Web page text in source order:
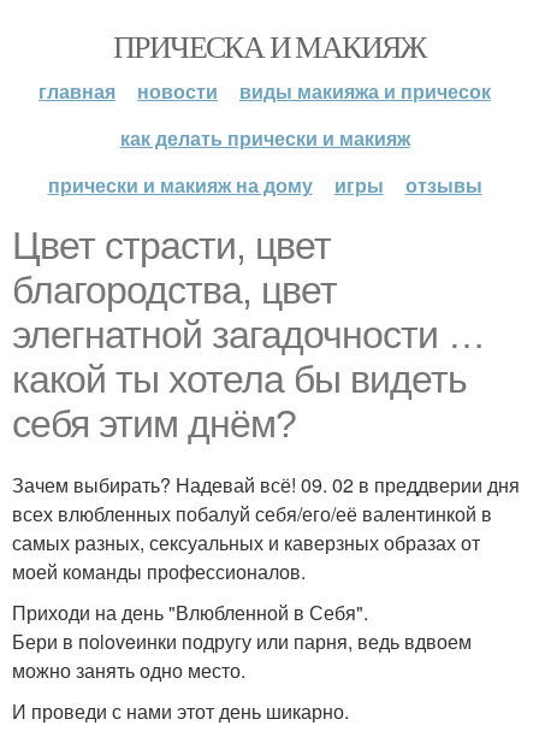
ПРИЧЕСКА И МАКИЯЖ
главная новости
виды макияжа и причесок
как делать прически и макияж
прически и макияж на дому
игры отзывы
Цвет страсти, цвет
благородства, цвет
элегнатной загадочности …
какой ты хотела бы видеть
себя этим днём?
Зачем выбирать? Надевай всё! 09. 02 в преддверии дня
всех влюбленных побалуй себя/его/её валентинкой в
самых разных, сексуальных и каверзных образах от
моей команды профессионалов.
Приходи на день "Влюбленной в Себя".
Бери в поloveинки подругу или парня, ведь вдвоем
можно занять одно место.
И проведи с нами этот день шикарно.